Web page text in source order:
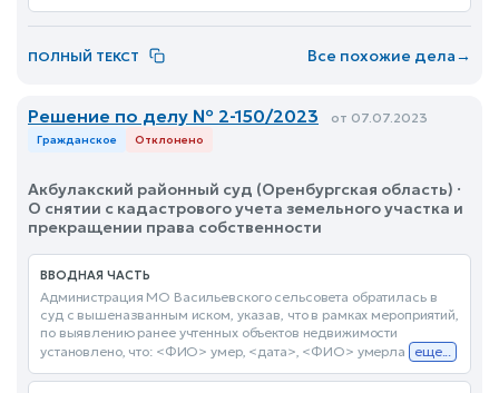
ПОЛНЫЙ ТЕКСТ Все похожие дела→
Решение по делу № 2-150/2023 от 07.07.2023
Гражданское Отклонено
Акбулакский районный суд (Оренбургская область) ·
О снятии с кадастрового учета земельного участка и
прекращении права собственности
ВВОДНАЯ ЧАСТЬ
Администрация МО Васильевского сельсовета обратилась в
суд с вышеназванным иском, указав, что в рамках мероприятий,
по выявлению ранее учтенных объектов недвижимости
установлено, что: <ФИО> умер, <дата>, <ФИО> умерла
еще...